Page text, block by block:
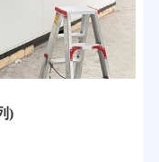
)